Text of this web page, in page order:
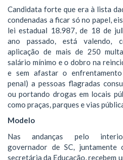
Candidata forte que era à lista
condenadas a ficar só no papel,
lei estadual 18.987, de 18 de
ano passado, está valendo,
aplicação de mais de 250
salário mínimo e o dobro na
e sem afastar o
penal) a pessoas flagradas
ou portando drogas em locais
como praças, parques e vias
Modelo
Nas andanças pelo
governador de SC, juntamente
secretária da Educação, recebem